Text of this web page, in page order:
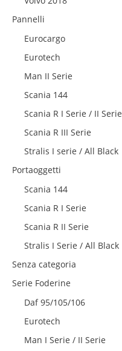
Pannelli
Eurocargo
Eurotech
Man II Serie
Scania 144
Scania R I Serie / II Serie
Scania R III Serie
Stralis I serie / All Black
Portaoggetti
Scania 144
Scania R I Serie
Scania R II Serie
Stralis I Serie / All Black
Senza categoria
Serie Foderine
Daf 95/105/106
Eurotech
Man I Serie / II Serie